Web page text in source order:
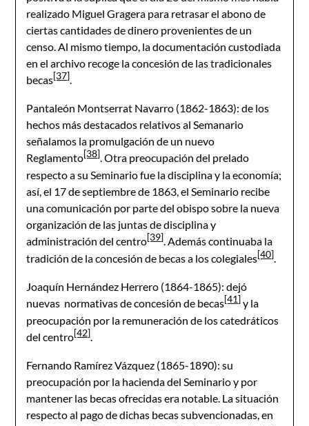
realizado Miguel Gragera para retrasar el abono de
ciertas cantidades de dinero provenientes de un
censo. Al mismo tiempo, la documentación custodiada
en el archivo recoge la concesión de las tradicionales
becas[37].
Pantaleón Montserrat Navarro (1862-1863): de los
hechos más destacados relativos al Semanario
señalamos la promulgación de un nuevo
Reglamento[38]. Otra preocupación del prelado
respecto a su Seminario fue la disciplina y la economía;
así, el 17 de septiembre de 1863, el Seminario recibe
una comunicación por parte del obispo sobre la nueva
organización de las juntas de disciplina y
administración del centro[39]. Además continuaba la
tradición de la concesión de becas a los colegiales[40].
Joaquín Hernández Herrero (1864-1865): dejó
nuevas normativas de concesión de becas[41]y la
preocupación por la remuneración de los catedráticos
del centro[42].
Fernando Ramírez Vázquez (1865-1890): su
preocupación por la hacienda del Seminario y por
mantener las becas ofrecidas era notable. La situación
respecto al pago de dichas becas subvencionadas, en